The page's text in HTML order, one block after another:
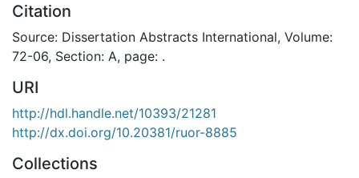
Citation
Source: Dissertation Abstracts International, Volume:
72-06, Section: A, page: .
URI
http://hdl.handle.net/10393/21281
http://dx.doi.org/10.20381/ruor-8885
Collections